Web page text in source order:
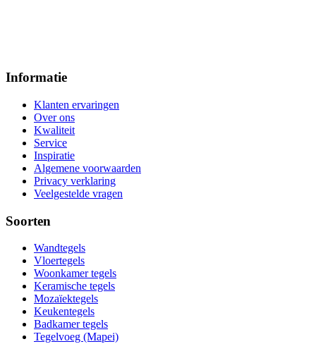
Informatie
Klanten ervaringen
Over ons
Kwaliteit
Service
Inspiratie
Algemene voorwaarden
Privacy verklaring
Veelgestelde vragen
Soorten
Wandtegels
Vloertegels
Woonkamer tegels
Keramische tegels
Mozaïektegels
Keukentegels
Badkamer tegels
Tegelvoeg (Mapei)